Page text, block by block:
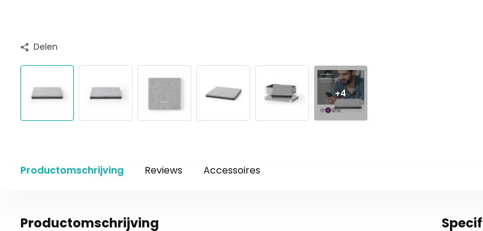
Delen
+4
Productomschrijving Reviews Accessoires
Productomschrijving